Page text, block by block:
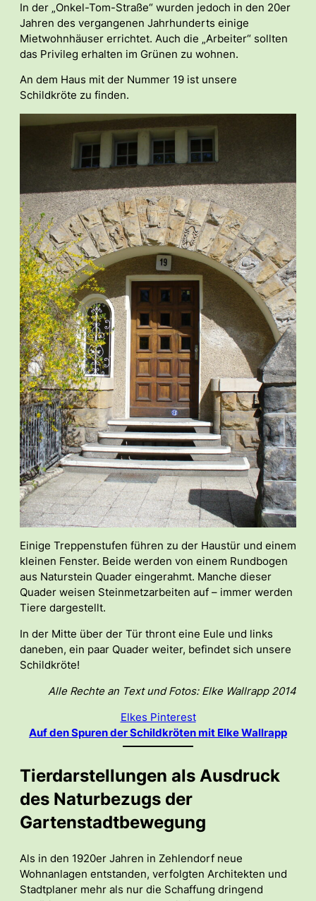
In der „Onkel-Tom-Straße“ wurden jedoch in den 20er
Jahren des vergangenen Jahrhunderts einige
Mietwohnhäuser errichtet. Auch die „Arbeiter“ sollten
das Privileg erhalten im Grünen zu wohnen.
An dem Haus mit der Nummer 19 ist unsere
Schildkröte zu finden.
Einige Treppenstufen führen zu der Haustür und einem
kleinen Fenster. Beide werden von einem Rundbogen
aus Naturstein Quader eingerahmt. Manche dieser
Quader weisen Steinmetzarbeiten auf – immer werden
Tiere dargestellt.
In der Mitte über der Tür thront eine Eule und links
daneben, ein paar Quader weiter, befindet sich unsere
Schildkröte!
Alle Rechte an Text und Fotos: Elke Wallrapp 2014
Elkes Pinterest
Auf den Spuren der Schildkröten mit Elke Wallrapp
Tierdarstellungen als Ausdruck
des Naturbezugs der
Gartenstadtbewegung
Als in den 1920er Jahren in Zehlendorf neue
Wohnanlagen entstanden, verfolgten Architekten und
Stadtplaner mehr als nur die Schaffung dringend